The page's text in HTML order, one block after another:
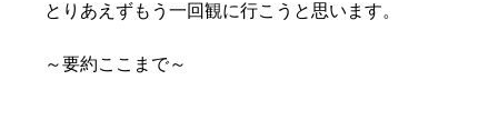
とりあえずもう一回観に行こうと思います。
～要約ここまで～